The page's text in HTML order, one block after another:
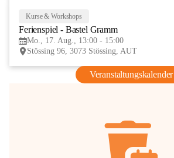
Kurse & Workshops
Ferienspiel - Bastel Gramm
Mo., 17. Aug., 13:00 - 15:00
Stössing 96, 3073 Stössing, AUT
Veranstaltungskalender